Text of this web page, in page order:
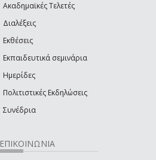
Ακαδημαϊκές Τελετές
Διαλέξεις
Εκθέσεις
Εκπαιδευτικά σεμινάρια
Ημερίδες
Πολιτιστικές Εκδηλώσεις
Συνέδρια
ΕΠΙΚΟΙΝΩΝΙΑ